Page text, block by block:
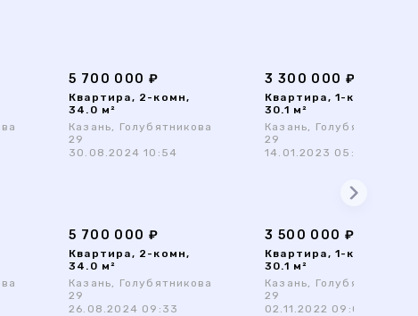
5 700 000 ₽
Квартира, 2-комн,
34.0 м²
Казань, Голубятникова
29
30.08.2024 10:54
3 300 000 ₽
Квартира, 1-комн,
30.1 м²
Казань, Голубятникова
29
14.01.2023 05:12
5 700 000 ₽
Квартира, 2-комн,
34.0 м²
Казань, Голубятникова
29
26.08.2024 09:33
3 500 000 ₽
Квартира, 1-комн,
30.1 м²
Казань, Голубятникова
29
02.11.2022 09:04